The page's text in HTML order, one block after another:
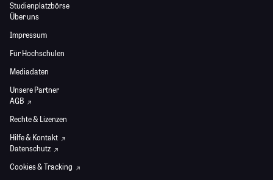
Studienplatzbörse
Über uns
Impressum
Für Hochschulen
Mediadaten
Unsere Partner
AGB
Rechte & Lizenzen
Hilfe & Kontakt
Datenschutz
Cookies & Tracking